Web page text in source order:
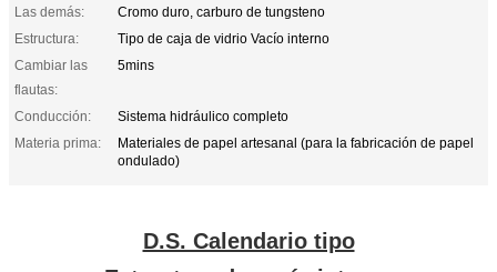
Las demás:
Cromo duro, carburo de tungsteno
Estructura:
Tipo de caja de vidrio Vacío interno
Cambiar las
flautas:
5mins
Conducción:
Sistema hidráulico completo
Materia prima:
Materiales de papel artesanal (para la fabricación de papel
ondulado)
D.S. Calendario tipo